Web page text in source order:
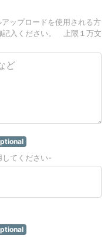
ップロードを使用される方
記入ください。 上限１万文
してください-